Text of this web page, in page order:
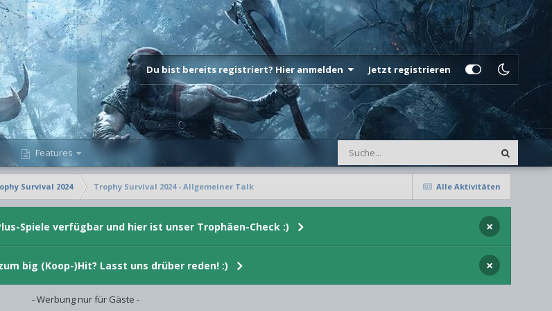
Du bist bereits registriert? Hier anmelden Jetzt registrieren
Features
Alle Aktivitäten
Survival 2024 Trophy Survival 2024 - Allgemeiner Talk
Spiele verfügbar und hier ist unser Trophäen-Check :) ×
big (Koop-)Hit? Lasst uns drüber reden! :) ×
- Werbung nur für Gäste -